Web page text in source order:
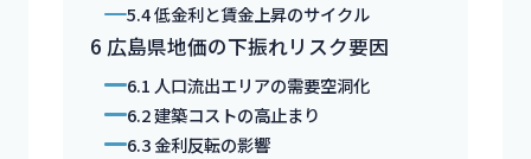
5.4低金利と賃金上昇のサイクル
6 広島県地価の下振れリスク要因
6.1 人口流出エリアの需要空洞化
6.2建築コストの高止まり
6.3金利反転の影響